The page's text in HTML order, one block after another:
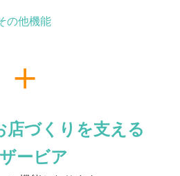
の他機能
店づくりを支える
ービア